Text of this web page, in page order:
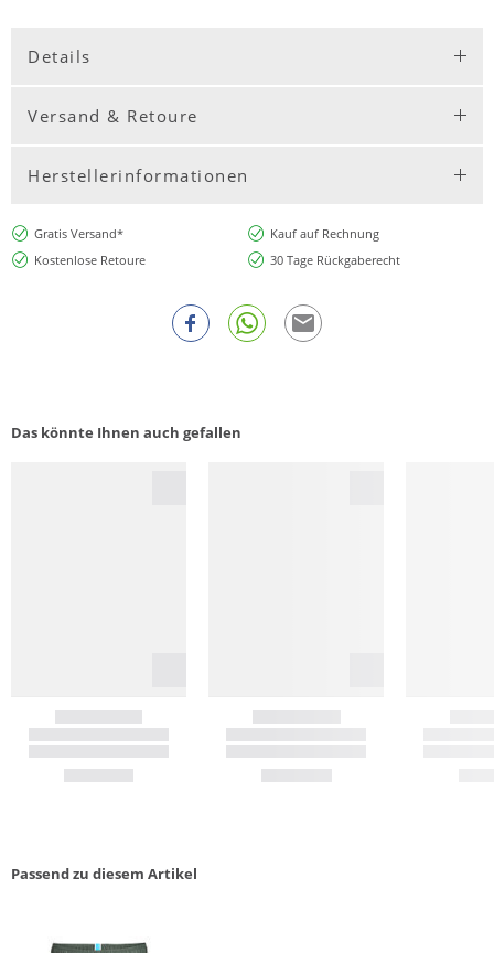
Details
Versand & Retoure
Herstellerinformationen
Gratis Versand*
Kauf auf Rechnung
Kostenlose Retoure
30 Tage Rückgaberecht
Das könnte Ihnen auch gefallen
Passend zu diesem Artikel